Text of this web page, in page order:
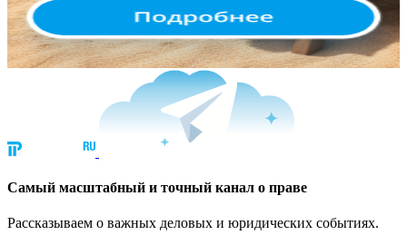
Cамый масштабный и точный канал о праве
Рассказываем о важных деловых и юридических событиях.